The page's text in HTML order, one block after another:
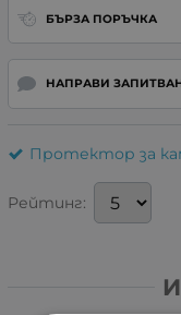
БЪРЗА ПОРЪЧКА
НАПРАВИ
Протектор за
Рейтинг: